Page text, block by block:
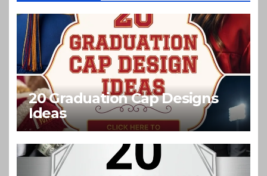
20 Graduation Cap Designs
Ideas